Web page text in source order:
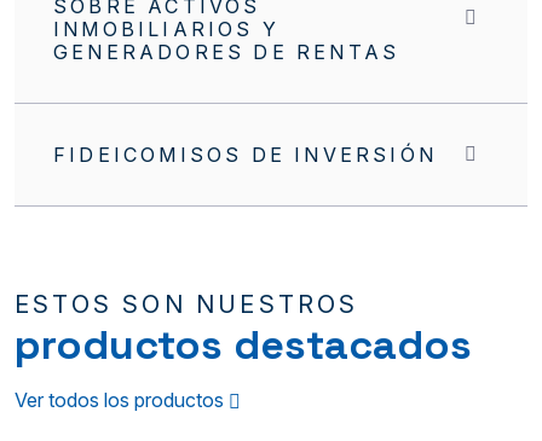
SOBRE ACTIVOS
INMOBILIARIOS Y
GENERADORES DE RENTAS
FIDEICOMISOS DE INVERSIÓN
ESTOS SON NUESTROS
productos destacados
Ver todos los productos